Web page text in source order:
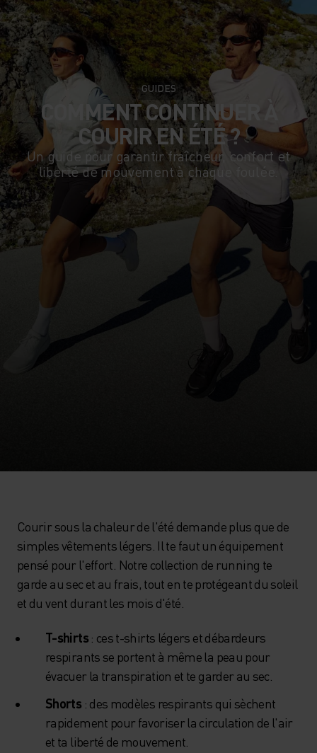
GUIDES
COMMENT CONTINUER À
COURIR EN ÉTÉ ?
Un guide pour garantir fraîcheur, confort et
liberté de mouvement à chaque foulée.
Courir sous la chaleur de l'été demande plus que de
simples vêtements légers. Il te faut un équipement
pensé pour l'effort. Notre collection de running te
garde au sec et au frais, tout en te protégeant du soleil
et du vent durant les mois d'été.
T-shirts: ces t-shirts légers et débardeurs
respirants se portent à même la peau pour
évacuer la transpiration et te garder au sec.
Shorts : des modèles respirants qui sèchent
rapidement pour favoriser la circulation de l'air
et ta liberté de mouvement.